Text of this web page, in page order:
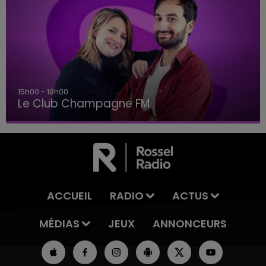
15h00 - 19h00
Le Club Champagne FM
ACCUEIL RADIO
ACTUS
MÉDIAS
JEUX ANNONCEURS